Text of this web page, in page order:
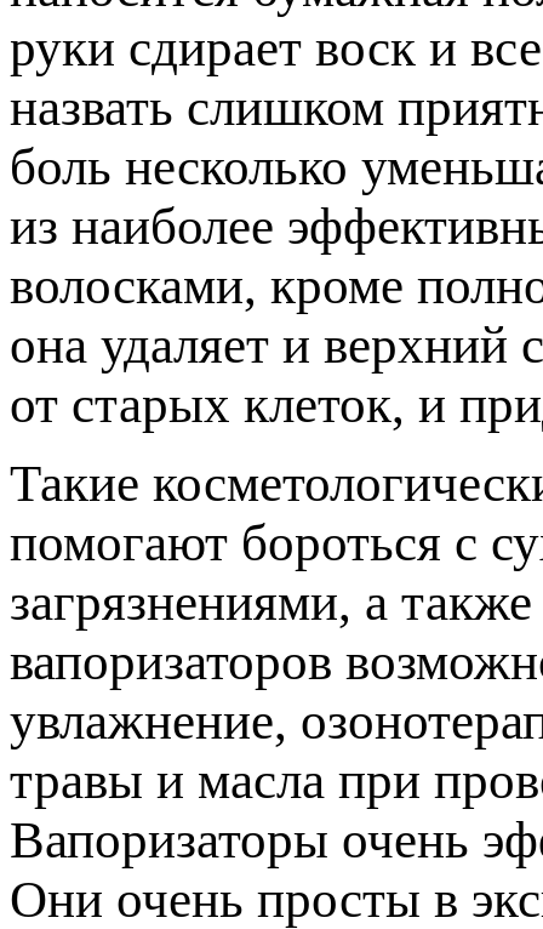
руки сдирает воск и
назвать слишком
боль несколько
из наиболее
волосками, кроме
она удаляет и верхний
от старых клеток, и
Такие
помогают бороться с
загрязнениями, а
вапоризаторов
увлажнение,
травы и масла при
Вапоризаторы очень
Они очень просты в